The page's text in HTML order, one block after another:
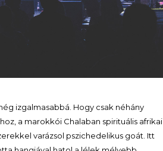
izgalmasabbá. Hogy csak néhány
a marokkói Chalaban spirituális afrikai
varázsol pszichedelikus goát. Itt